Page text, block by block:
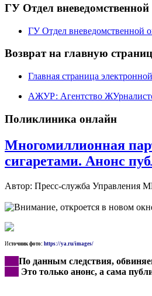
ГУ Отдел
ГУ Отдел вневедомственной
Возврат на главную
Главная страница
АЖУР: Агентство
Поликлиника онлайн
Многомиллионная
сигаретами. Анонс
Автор: Пресс-служба Управления
Источник фото: https://ya.ru/images/
По данным следствия,
Это только анонс, а сама